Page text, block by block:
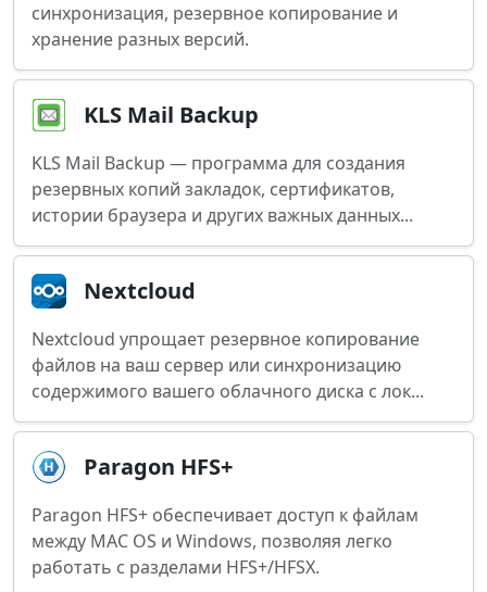
синхронизация, резервное копирование и
хранение разных версий.
KLS Mail Backup
KLS Mail Backup — программа для создания
резервных копий закладок, сертификатов,
истории браузера и других важных данных...
Nextcloud
Nextcloud упрощает резервное копирование
файлов на ваш сервер или синхронизацию
содержимого вашего облачного диска с лок...
Paragon HFS+
Paragon HFS+ обеспечивает доступ к файлам
между MAC OS и Windows, позволяя легко
работать с разделами HFS+/HFSX.